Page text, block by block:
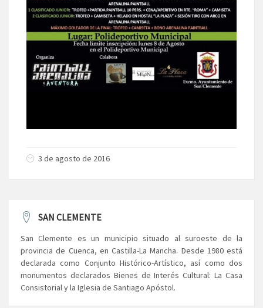
3 de agosto de 2016
SAN CLEMENTE
San Clemente es un municipio situado al suroeste de la
provincia de Cuenca, en Castilla-La Mancha. Desde 1980 está
declarada como Conjunto Histórico-Artístico, así como dos
monumentos declarados Bienes de Interés Cultural: La Casa
Consistorial y la Iglesia de Santiago Apóstol.